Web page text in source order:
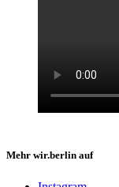
Mehr wir.berlin auf